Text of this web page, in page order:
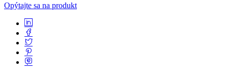
Opýtajte sa na produkt